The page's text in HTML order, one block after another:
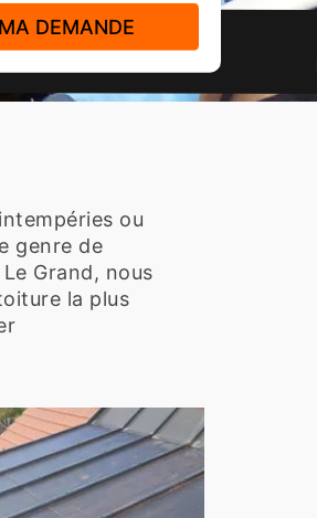
ou
genre de
Grand, nous
la plus